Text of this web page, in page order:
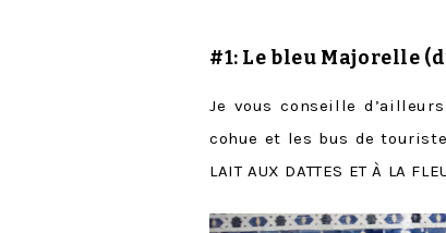
#1: Lebleu Majorelle
Je vous conseille
cohue et les bus de
LAIT AUX DATTES ET À LA